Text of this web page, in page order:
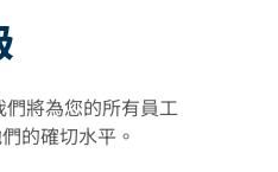
將為您的所有員工
的確切水平。